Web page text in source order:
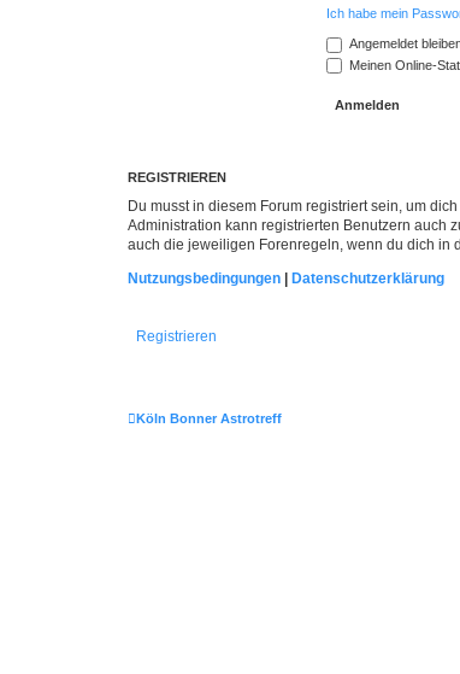
Ich habe mein
Angemeldet
Meinen Online-
REGISTRIEREN
Du musst in diesem Forum registriert sein, um
Administration kann registrierten Benutzern auch
auch die jeweiligen Forenregeln, wenn du dich in
Nutzungsbedingungen | Datenschutzerklärung
Registrieren
Köln Bonner Astrotreff